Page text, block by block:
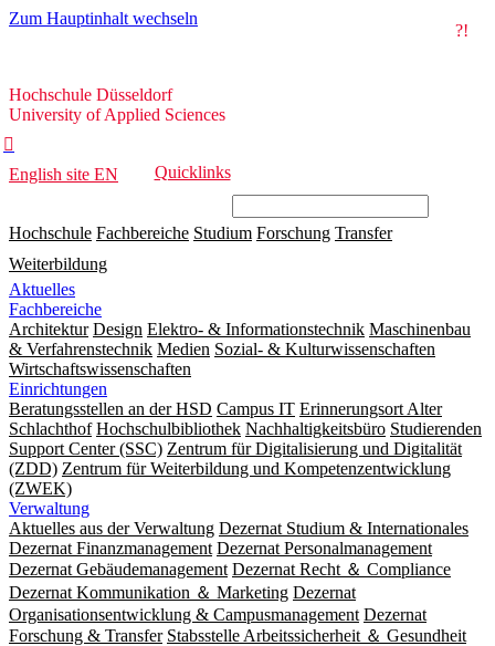
Zum Hauptinhalt wechseln
?!
Hochschule
Düsseldorf
Hochschule Düsseldorf
University of Applied Sciences

English site EN Quicklinks
Hochschule Fachbereiche Studium Forschung Transfer
Weiterbildung
Aktuelles
Fachbereiche
Architektur Design Elektro- & Informationstechnik Maschinenbau
& Verfahrenstechnik Medien Sozial- & Kulturwissenschaften
Wirtschaftswissenschaften
Einrichtungen
Beratungsstellen an der HSD Campus IT Erinnerungsort Alter
Schlachthof Hochschulbibliothek Nachhaltigkeitsbüro Studierenden
Support Center (SSC) Zentrum für Digitalisierung und Digitalität
(ZDD) Zentrum für Weiterbildung und Kompetenzentwicklung
(ZWEK)
Verwaltung
Aktuelles aus der Verwaltung Dezernat Studium & Internationales
Dezernat Finanzmanagement Dezernat Personalmanagement
Dezernat Gebäudemanagement Dezernat Recht ＆ Compliance
Dezernat Kommunikation ＆ Marketing Dezernat
Organisationsentwicklung & Campusmanagement Dezernat
Forschung & Transfer Stabsstelle Arbeitssicherheit ＆ Gesundheit